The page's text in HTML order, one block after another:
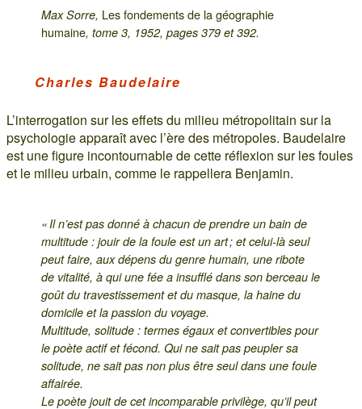
Max Sorre, Les fondements de la géographie
humaine, tome 3, 1952, pages 379 et 392.
Charles Baudelaire
L’interrogation sur les effets du milieu métropolitain sur la
psychologie apparaît avec l’ère des métropoles. Baudelaire
est une figure incontournable de cette réflexion sur les foules
et le milieu urbain, comme le rappellera Benjamin.
« Il n’est pas donné à chacun de prendre un bain de
multitude : jouir de la foule est un art ; et celui-là seul
peut faire, aux dépens du genre humain, une ribote
de vitalité, à qui une fée a insufflé dans son berceau le
goût du travestissement et du masque, la haine du
domicile et la passion du voyage.
Multitude, solitude : termes égaux et convertibles pour
le poète actif et fécond. Qui ne sait pas peupler sa
solitude, ne sait pas non plus être seul dans une foule
affairée.
Le poète jouit de cet incomparable privilège, qu’il peut